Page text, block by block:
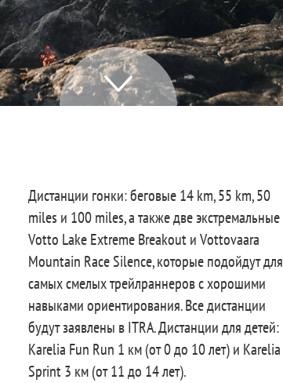
Дистанции гонки: беговые 14 km, 55 km, 50
miles и 100 miles, а также две экстремальные
Votto Lake Extreme Breakout и Vottovaara
Mountain Race Silence, которые подойдут для
самых смелых трейлраннеров с хорошими
навыками ориентирования. Все дистанции
будут заявлены в ITRA. Дистанции для детей:
Karelia Fun Run 1 км (от 0 до 10 лет) и Karelia
Sprint 3 км (от 11 до 14 лет).